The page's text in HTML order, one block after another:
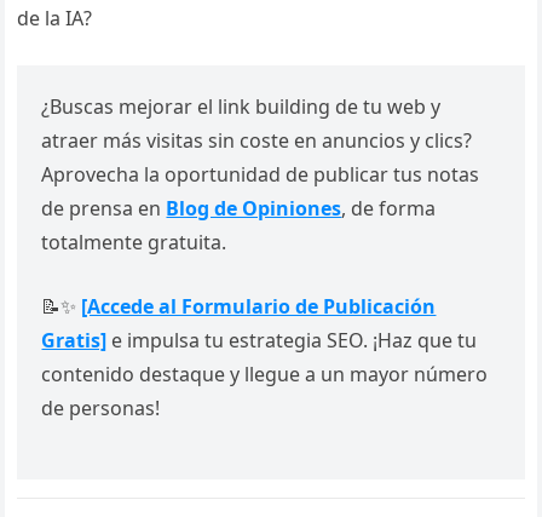
de la IA?
¿Buscas mejorar el link building de tu web y
atraer más visitas sin coste en anuncios y clics?
Aprovecha la oportunidad de publicar tus notas
de prensa en Blog de Opiniones, de forma
totalmente gratuita.
📝✨ [Accede al Formulario de Publicación
Gratis] e impulsa tu estrategia SEO. ¡Haz que tu
contenido destaque y llegue a un mayor número
de personas!